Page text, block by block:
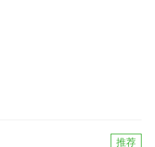
推荐